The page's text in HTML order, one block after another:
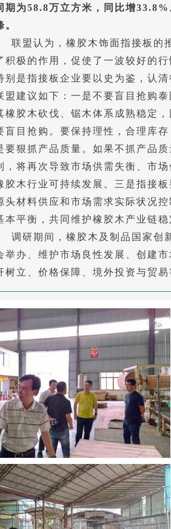
期为58.8万立方米，同比增
。
联盟认为，橡胶木饰面指接板的
积极的作用，促使了一波较好的
别是指接板企业要以史为鉴，认
盟建议如下：一是不要盲目抢购
橡胶木砍伐、锯木体系成熟稳定
盲目抢购。要保持理性，合理库
要狠抓产品质量。如果不抓产品
，将再次导致市场供需失衡、市
胶木行业可持续发展。三是指接
头材料供应和市场需求实际状况
本平衡，共同维护橡胶木产业链稳
调研期间，橡胶木及制品国家创
举办、维护市场良性发展、创建
树立、价格保障、境外投资与贸易